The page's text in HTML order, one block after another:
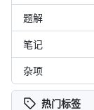
题解
笔记
杂项
热门标签